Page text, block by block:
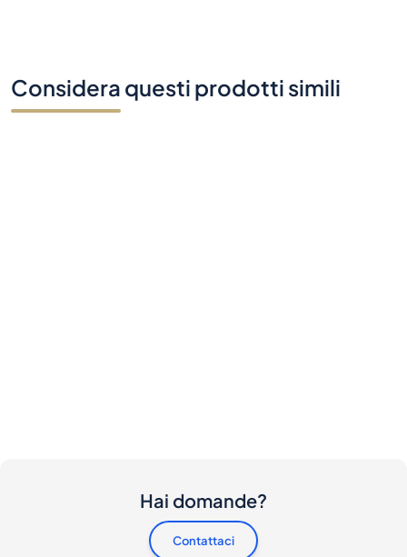
Considera questi prodotti simili
Hai domande?
Contattaci